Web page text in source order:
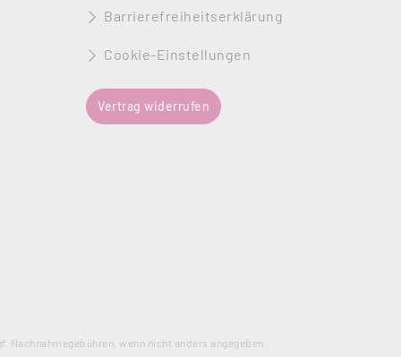
Barrierefreiheitserklärung
Cookie-Einstellungen
Vertrag widerrufen
Nachnahmegebühren, wenn nicht anders angegeben.